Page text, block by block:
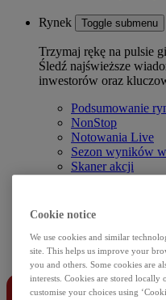
Rynek Toggle submenu
Trzymaj rękę na pulsie
Śledź najświeższe
inwestorów oraz
Podsumowanie
NonStop
Notowania Live
Sezon wyników
Skaner akcji
Sentyment
Kontakt
Cookie notice
We use cookies and similar
site. This helps us improve your
you and others. Some cookies are
interests. Cookies are stored
customise your choices using